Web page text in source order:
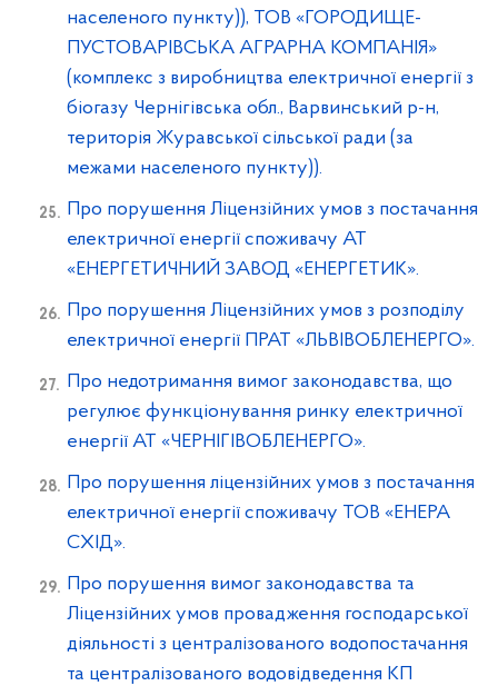
населеного пункту)), ТОВ «ГОРОДИЩЕ-
ПУСТОВАРІВСЬКА АГРАРНА КОМПАНІЯ»
(комплекс з виробництва електричної енергії з
біогазу Чернігівська обл., Варвинський р-н,
територія Журавської сільської ради (за
межами населеного пункту)).
Про порушення Ліцензійних умов з постачання
електричної енергії споживачу АТ
«ЕНЕРГЕТИЧНИЙ ЗАВОД «ЕНЕРГЕТИК».
Про порушення Ліцензійних умов з розподілу
електричної енергії ПРАТ «ЛЬВІВОБЛЕНЕРГО».
Про недотримання вимог законодавства, що
регулює функціонування ринку електричної
енергії АТ «ЧЕРНІГІВОБЛЕНЕРГО».
Про порушення ліцензійних умов з постачання
електричної енергії споживачу ТОВ «ЕНЕРА
СХІД».
Про порушення вимог законодавства та
Ліцензійних умов провадження господарської
діяльності з централізованого водопостачання
та централізованого водовідведення КП